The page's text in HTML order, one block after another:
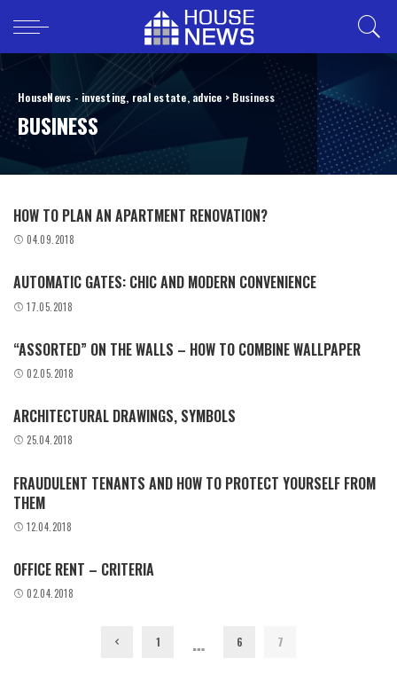
HouseNews - investing, real estate, advice > Business
BUSINESS
HOW TO PLAN AN APARTMENT RENOVATION?
04.09.2018
AUTOMATIC GATES: CHIC AND MODERN CONVENIENCE
17.05.2018
“ASSORTED” ON THE WALLS – HOW TO COMBINE WALLPAPER
02.05.2018
ARCHITECTURAL DRAWINGS, SYMBOLS
25.04.2018
FRAUDULENT TENANTS AND HOW TO PROTECT YOURSELF FROM
THEM
12.04.2018
OFFICE RENT – CRITERIA
02.04.2018
1 … 6 7